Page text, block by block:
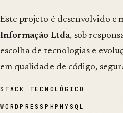
Este projeto é desenvolvido e
Informação Ltda, sob
escolha de tecnologias e
em qualidade de código,
STACK TECNOLÓGICO
WORDPRESS PHPMYSQL